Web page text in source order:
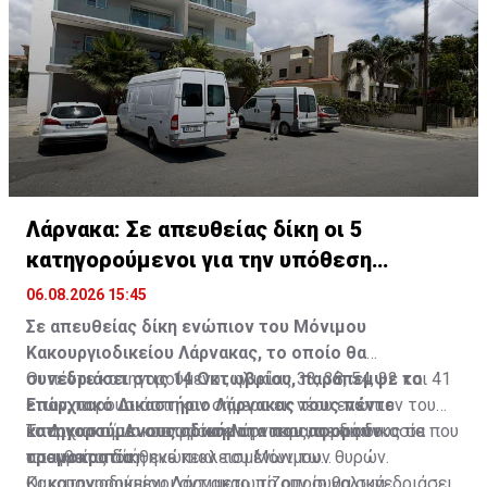
Λάρνακα: Σε απευθείας δίκη οι 5
κατηγορούμενοι για την υπόθεση
τρομοκρατίας
06.08.2026 15:45
Σε απευθείας δίκη ενώπιον του Μόνιμου
Κακουργιοδικείου Λάρνακας, το οποίο θα
συνεδριάσει στις 14 Οκτωβρίου, παράπεμψε το
Επαρχιακό Δικαστήριο Λάρνακας τους πέντε
κατηγορούμενους αδικήματα που αφορούν
τρομοκρατία.
Οι πέντε κατηγορούμενοι, ηλικίας 33, 38, 54, 32 και 41
ετών, παρουσιάστηκαν σήμερα εκ νέου ενώπιον του
Επαρχιακού Δικαστηρίου Λάρνακας, σε διαδικασία που
πραγματοποιήθηκε κεκλεισμένων των θυρών.
Το Δικαστήριο αποφάσισε την παραπομπή τους σε
απευθείας δίκη ενώπιον του Μόνιμου